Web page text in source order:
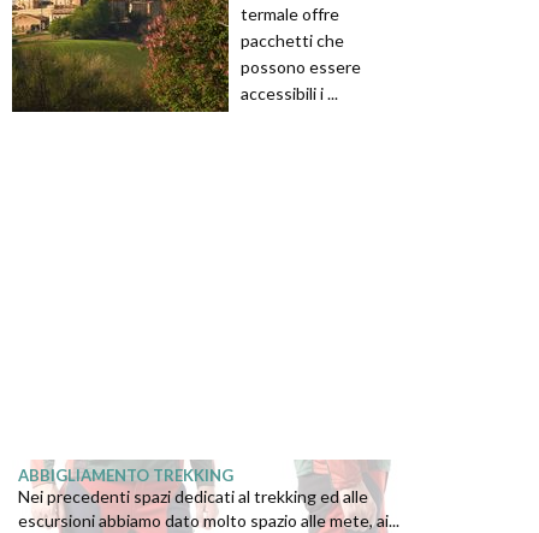
termale offre
pacchetti che
possono essere
accessibili i ...
ABBIGLIAMENTO TREKKING
Nei precedenti spazi dedicati al trekking ed alle
escursioni abbiamo dato molto spazio alle mete, ai...